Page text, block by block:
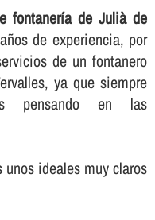
fontanerí­a de Julià de
de experiencia, por
de un fontanero
ya que siempre
pensando en las
unos ideales muy claros